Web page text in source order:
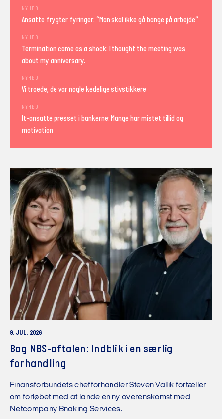
NYHED
Ansatte frygter fyringer: “Man skal ikke gå bange på arbejde”
NYHED
Termination came as a shock: I thought the meeting was
about my anniversary.
NYHED
Vi troede, de var nogle kedelige stivstikkere
NYHED
It-ansatte presset i bankerne: Mange har mistet tillid og
motivation
9. JUL. 2026
Bag NBS-aftalen: Indblik i en særlig
forhandling
Finansforbundets chefforhandler Steven Vallik fortæller
om forløbet med at lande en ny overenskomst med
Netcompany Bnaking Services.